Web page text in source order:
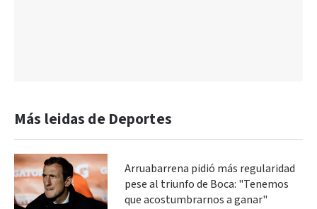
Más leidas de Deportes
Arruabarrena pidió más regularidad
pese al triunfo de Boca: "Tenemos
que acostumbrarnos a ganar"